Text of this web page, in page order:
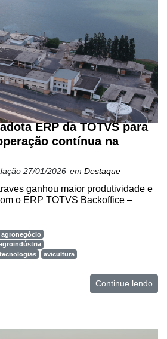
ERP da TOTVS para
contínua na
27/01/2026 em Destaque
ganhou maior produtividade e
o ERP TOTVS Backoffice –
agronegócio
avicultura
Continue lendo